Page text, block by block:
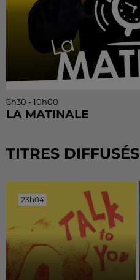
6h30 - 10h00
LA MATINALE
TITRES DIFFUSÉS
23h04
23h04